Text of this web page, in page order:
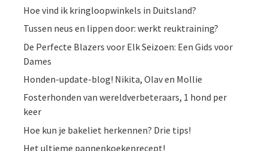
Hoe vind ik kringloopwinkels in Duitsland?
Tussen neus en lippen door: werkt reuktraining?
De Perfecte Blazers voor Elk Seizoen: Een Gids voor
Dames
Honden-update-blog! Nikita, Olav en Mollie
Fosterhonden van wereldverbeteraars, 1 hond per
keer
Hoe kun je bakeliet herkennen? Drie tips!
Het ultieme pannenkoekenrecept!